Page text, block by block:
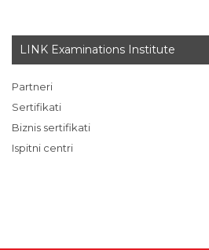
LINK Examinations Institute
Partneri
Sertifikati
Biznis sertifikati
Ispitni centri